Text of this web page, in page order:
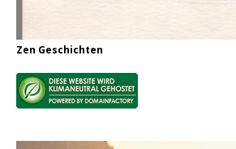
Zen Geschichten